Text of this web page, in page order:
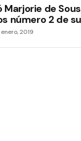
Marjorie de
número 2 de
2019